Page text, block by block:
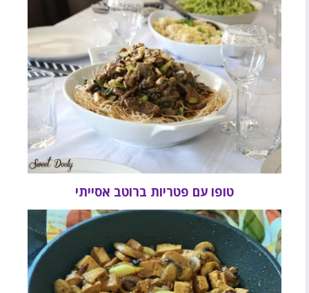
טופו עם פטריות ברוטב אסייתי